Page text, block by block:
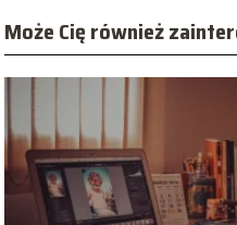
Może Cię również